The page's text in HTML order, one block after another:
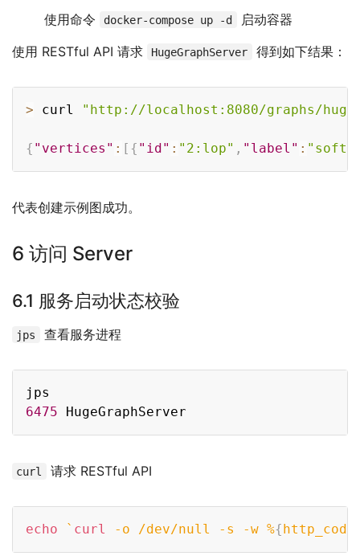
使用命令 docker-compose up -d
启动容器
使用 RESTful API 请求
HugeGraphServer 得到如下结果：
> curl "http://localhost:8080/graphs/
{ "vertices" : [ { "id" : "2:lop" , "label" :
Copy
代表创建示例图成功。
6 访问 Server
6.1 服务启动状态校验
jps 查看服务进程
6475
curl 请求 RESTful API
echo ` curl -o /dev/null -s -w %{http_code